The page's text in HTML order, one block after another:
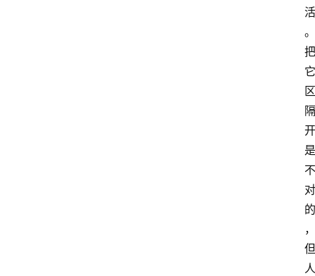
活
。
把
它
区
隔
开
是
不
对
的
，
但
人